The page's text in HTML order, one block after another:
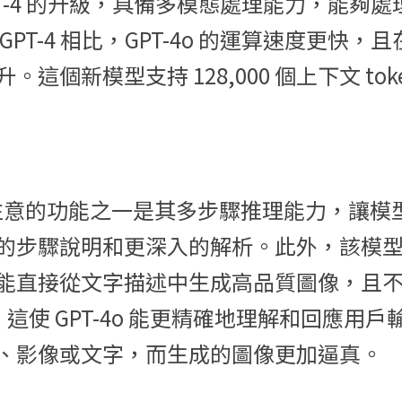
4 相比，GPT-4o 的運算速度更快，
。這個新模型支持 128,000 個上下文
意的功能之一是其多步驟推理能力，讓
步驟說明和更深入的解析。此外，該模
直接從文字描述中生成高品質圖像，且
這使 GPT-4o 能更精確地理解和回應用戶
影像或文字，而生成的圖像更加逼真。